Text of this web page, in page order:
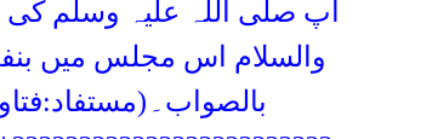
آپ صلی اللہ علیہ وسلم
والسلام اس مجلس میں
بالصواب۔ (مستفاد:فتاوی